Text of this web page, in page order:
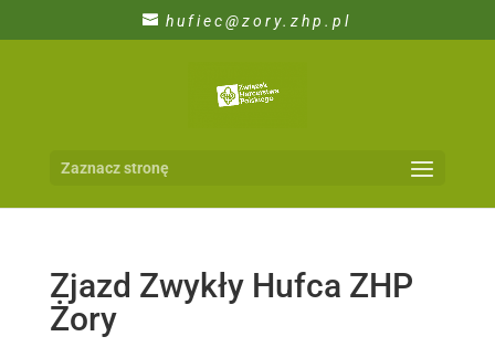
hufiec@zory.zhp.pl
Zaznacz stronę
Zjazd Zwykły Hufca ZHP
Żory